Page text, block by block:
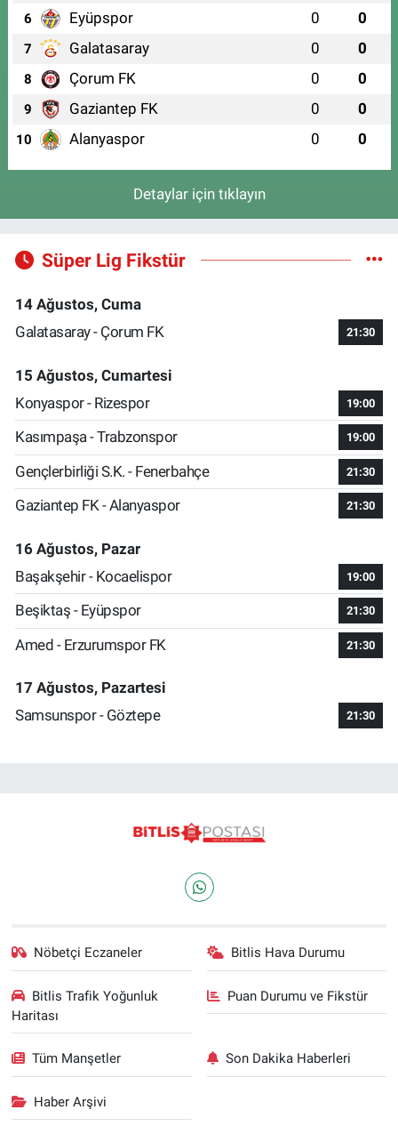
6 Eyüpspor 0 0
7 Galatasaray 0 0
8 Çorum FK 0 0
9 Gaziantep FK 0 0
10 Alanyaspor 0 0
Detaylar için tıklayın
Süper Lig Fikstür
14 Ağustos, Cuma
Galatasaray - Çorum FK
21:30
15 Ağustos, Cumartesi
Konyaspor - Rizespor
19:00
Kasımpaşa - Trabzonspor 19:00
Gençlerbirliği S.K. - Fenerbahçe 21:30
Gaziantep FK - Alanyaspor 21:30
16 Ağustos, Pazar
Başakşehir - Kocaelispor
19:00
Beşiktaş - Eyüpspor 21:30
Amed - Erzurumspor FK 21:30
17 Ağustos, Pazartesi
Samsunspor - Göztepe
21:30
Nöbetçi Eczaneler Bitlis Hava Durumu
Bitlis Trafik Yoğunluk
Haritası
Puan Durumu ve Fikstür
Tüm Manşetler Son Dakika Haberleri
Haber Arşivi